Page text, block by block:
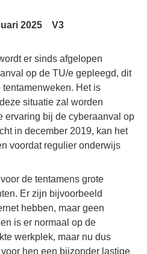
2025 V3
er sinds afgelopen
op de TU/e gepleegd, dit
Het is
situatie zal worden
ervaring bij de cyberaanval op
in december 2019, kan het
voordat regulier onderwijs
de tentamens grote
Er zijn bijvoorbeeld
hebben, maar geen
is er normaal op de
werkplek, maar nu dus
hen een bijzonder lastige